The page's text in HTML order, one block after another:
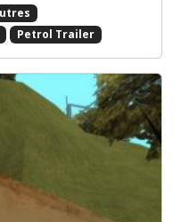
Petrol Trailer